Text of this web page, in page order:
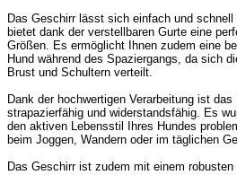
Das Geschirr lässt sich einfach und schnell
bietet dank der verstellbaren Gurte eine
Größen. Es ermöglicht Ihnen zudem eine
Hund während des Spaziergangs, da sich
Brust und Schultern verteilt.
Dank der hochwertigen Verarbeitung ist
strapazierfähig und widerstandsfähig. Es
den aktiven Lebensstil Ihres Hundes
beim Joggen, Wandern oder im täglichen
Das Geschirr ist zudem mit einem